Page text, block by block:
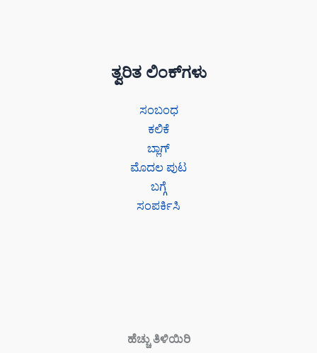
ತ್ವರಿತ ಲಿಂಕ್‌ಗಳು
ಸಂಬಂಧ
ಕಲಿಕೆ
ಬ್ಲಾಗ್
ಮೊದಲ ಪುಟ
ಬಗ್ಗೆ
ಸಂಪರ್ಕಿಸಿ
ಹೆಚ್ಚು ತಿಳಿಯಿರಿ